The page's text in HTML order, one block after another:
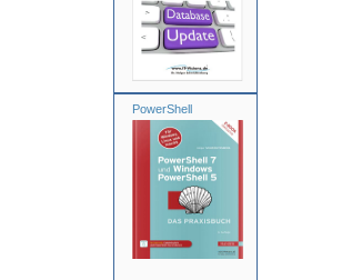
PowerShell